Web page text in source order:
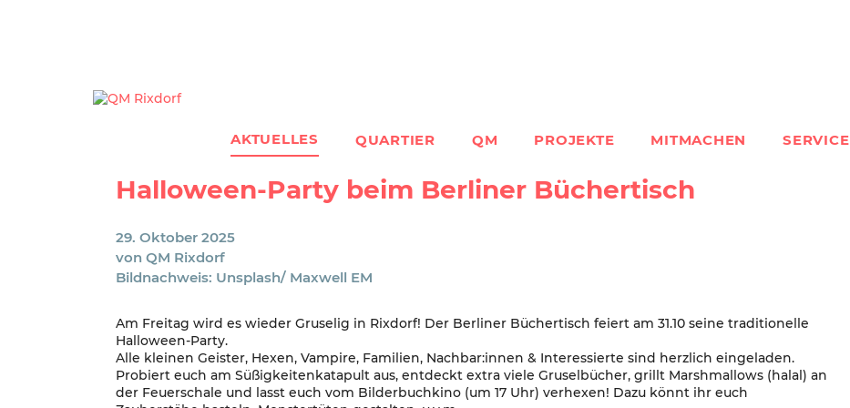
AKTUELLES QUARTIER QM PROJEKTE MITMACHEN SERVICE
Halloween-Party beim Berliner Büchertisch
29. Oktober 2025
von QM Rixdorf
Bildnachweis: Unsplash/ Maxwell EM
Am Freitag wird es wieder Gruselig in Rixdorf! Der Berliner Büchertisch feiert am 31.10 seine traditionelle
Halloween-Party.
Alle kleinen Geister, Hexen, Vampire, Familien, Nachbar:innen & Interessierte sind herzlich eingeladen.
Probiert euch am Süßigkeitenkatapult aus, entdeckt extra viele Gruselbücher, grillt Marshmallows (halal) an
der Feuerschale und lasst euch vom Bilderbuchkino (um 17 Uhr) verhexen! Dazu könnt ihr euch